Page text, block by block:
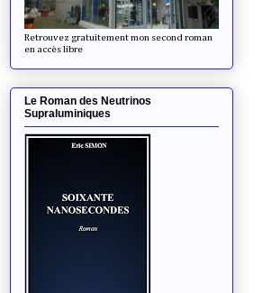
Retrouvez gratuitement mon second roman
en accès libre
Le Roman des Neutrinos
Supraluminiques